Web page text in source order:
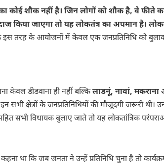
कोई शौक नहीं है। जिन लोगों को शौक है, वे फीते
जाएगा तो यह लोकतंत्र का अपमान है।
इस तरह के आयोजनों में केवल एक जनप्रतिनिधि को
केवल डीडवाना ही नहीं बल्किलाडनूं, नावां,
सभी क्षेत्रों के जनप्रतिनिधियों की मौजूदगी जरूरी थी।
सभी विधायक बुलाए जाते तो यह लोकतांत्रिक
था कि जब जनता ने उन्हें प्रतिनिधि चुना है तो